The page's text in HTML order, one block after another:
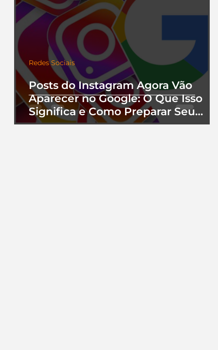
Posts do Instagram Agora Vão
Aparecer no Google: O Que Isso
Significa e Como Preparar Seu
Perfil
Redes Sociais